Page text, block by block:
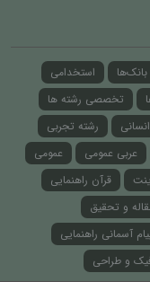
استخدامی
تخصصی رشته ها
رشته تجربی
عربی عمومی
عمومی
قرآن راهنمایی
و تحقیق
آسمانی راهنمایی
و طراحی